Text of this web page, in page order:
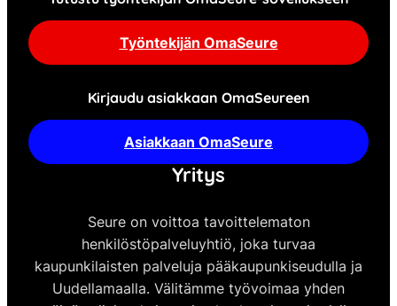
Työntekijän OmaSeure
Kirjaudu asiakkaan OmaSeureen
Asiakkaan OmaSeure
Yritys
Seure on voittoa tavoittelematon
henkilöstöpalveluyhtiö, joka turvaa
kaupunkilaisten palveluja pääkaupunkiseudulla ja
Uudellamaalla. Välitämme työvoimaa yhden